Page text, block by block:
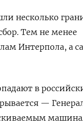
несколько
Тем не менее
Интерпола, а
в
—